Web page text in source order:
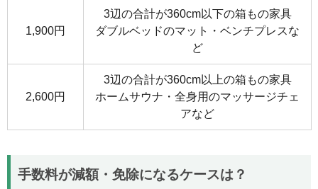
1,900円
3辺の合計が360cm以下の箱もの家具
ダブルベッドのマット・ベンチプレスな
ど
2,600円
3辺の合計が360cm以上の箱もの家具
ホームサウナ・全身用のマッサージチェ
アなど
手数料が減額・免除になるケースは？